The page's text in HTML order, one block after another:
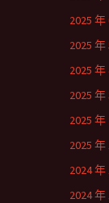
2025 年
2025 年
2025 年
2025 年
2025 年
2025 年
2024 年
2024 年